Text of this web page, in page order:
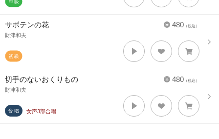
480 （税込）
サボテンの花
財津和夫
480 （税込）
切手のないおくりもの
財津和夫
女声3部合唱